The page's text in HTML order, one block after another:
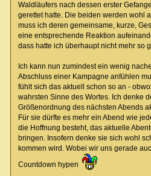
Waldläufers nach dessen erster
gerettet hatte. Die beiden werden wohl
muss ich deren gemeinsame, kurze,
eine entsprechende Reaktion
dass hatte ich überhaupt nicht mehr so
Ich kann nun zumindest ein wenig
Abschluss einer Kampagne anfühlen
fühlt sich das aktuell schon so an -
wahrsten Sinne des Wortes. Ich denke
Größenordnung des nächsten Abends
Für sie dürfte es mehr ein Abend wie
die Hoffnung besteht, das aktuelle
bringen. Insofern denke sie sich wohl
kommen wird. Wobei wir uns gerade
Countdown hypen